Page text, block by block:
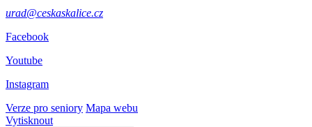
urad@ceskaskalice.cz
Facebook
Youtube
Instagram
Verze pro seniory Mapa webu
Vytisknout